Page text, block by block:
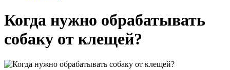
Когда нужно обрабатывать
собаку от клещей?